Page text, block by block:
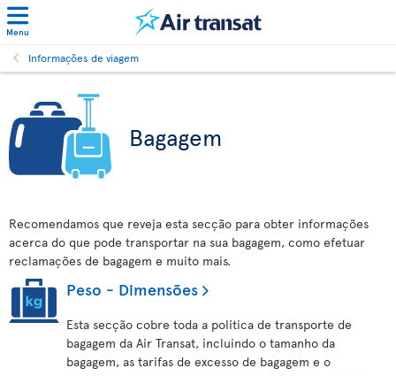
Menu
Informações de viagem
Bagagem
Recomendamos que reveja esta secção para obter informações
acerca do que pode transportar na sua bagagem, como efetuar
reclamações de bagagem e muito mais.
Peso - Dimensões
Esta secção cobre toda a política de transporte de
bagagem da Air Transat, incluindo o tamanho da
bagagem, as tarifas de excesso de bagagem e o